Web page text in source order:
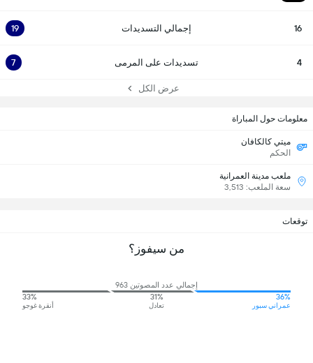
16 إجمالي التسديدات 19
4 تسديدات على المرمى 7
عرض الكل
معلومات حول المباراة
ميتي كالكافان
الحكم
ملعب مدينة العمرانية
سعة الملعب: 3,513
توقعات
من سيفوز؟
إجمالي عدد المصوتين 963
36%
عمراني سبور
31%
تعادل
33%
أنقرة غوجو